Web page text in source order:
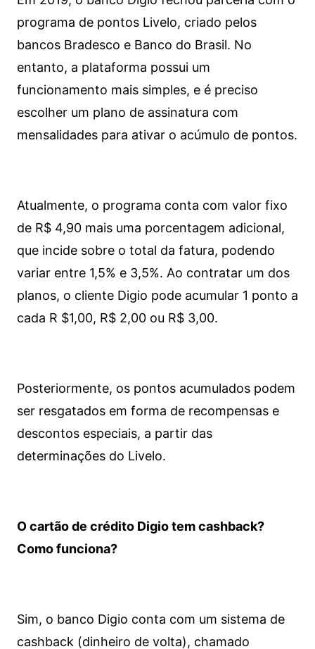
programa de pontos Livelo, criado pelos
bancos Bradesco e Banco do Brasil. No
entanto, a plataforma possui um
funcionamento mais simples, e é preciso
escolher um plano de assinatura com
mensalidades para ativar o acúmulo de pontos.
Atualmente, o programa conta com valor fixo
de R$ 4,90 mais uma porcentagem adicional,
que incide sobre o total da fatura, podendo
variar entre 1,5% e 3,5%. Ao contratar um dos
planos, o cliente Digio pode acumular 1 ponto a
cada R $1,00, R$ 2,00 ou R$ 3,00.
Posteriormente, os pontos acumulados podem
ser resgatados em forma de recompensas e
descontos especiais, a partir das
determinações do Livelo.
O cartão de crédito Digio tem cashback?
Como funciona?
Sim, o banco Digio conta com um sistema de
cashback (dinheiro de volta), chamado